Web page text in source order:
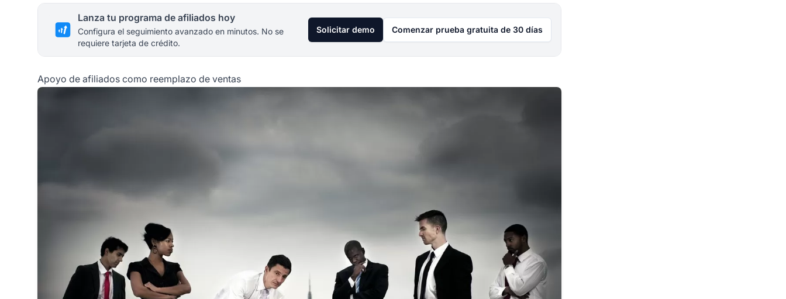
Lanza tu programa de afiliados hoy
Configura el seguimiento avanzado en minutos. No se
requiere tarjeta de crédito.
Solicitar demo Comenzar prueba gratuita de 30 días
Apoyo de afiliados como reemplazo de ventas